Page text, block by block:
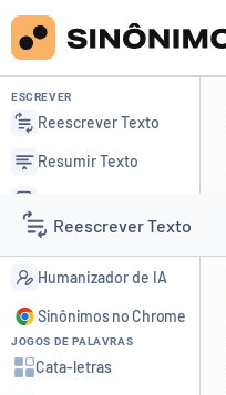
Reescrever Texto
Resumir Texto
Corrigir Texto
ESCREVER
Reescrever Texto
Resumir Texto
Detector de IA
Humanizador de IA
Sinônimos no Chrome
JOGOS DE PALAVRAS
Cata-letras